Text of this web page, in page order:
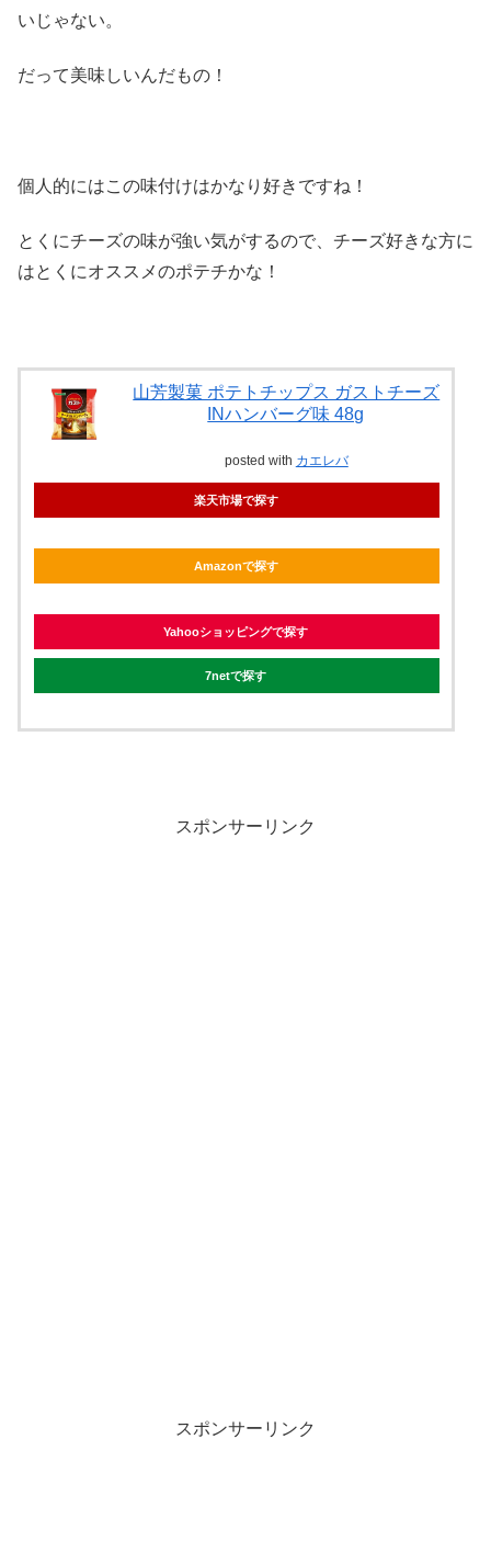
いじゃない。
だって美味しいんだもの！
個人的にはこの味付けはかなり好きですね！
とくにチーズの味が強い気がするので、チーズ好きな方に
はとくにオススメのポテチかな！
山芳製菓 ポテトチップス ガストチーズ
INハンバーグ味 48g
posted with カエレバ
楽天市場で探す
Amazonで探す
Yahooショッピングで探す
7netで探す
スポンサーリンク
スポンサーリンク